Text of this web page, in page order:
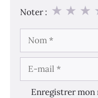
Noter : ★
★
★
mail
Enregistrer mon